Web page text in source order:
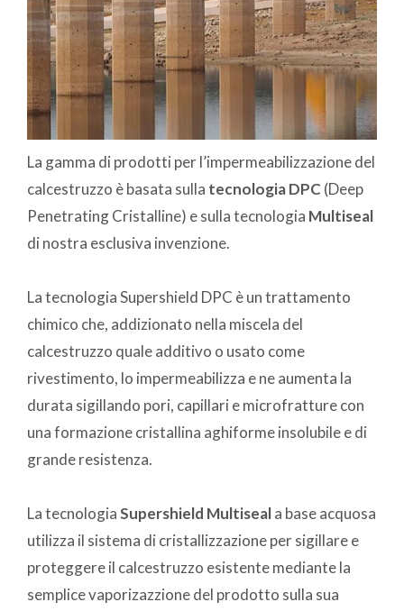
La gamma di prodotti per l’impermeabilizzazione del
calcestruzzo è basata sulla tecnologia DPC (Deep
Penetrating Cristalline) e sulla tecnologia Multiseal
di nostra esclusiva invenzione.
La tecnologia Supershield DPC è un trattamento
chimico che, addizionato nella miscela del
calcestruzzo quale additivo o usato come
rivestimento, lo impermeabilizza e ne aumenta la
durata sigillando pori, capillari e microfratture con
una formazione cristallina aghiforme insolubile e di
grande resistenza.
La tecnologiaSupershield Multiseala base acquosa
utilizza il sistema di cristallizzazione per sigillare e
proteggere il calcestruzzo esistente mediante la
semplice vaporizazzione del prodotto sulla sua